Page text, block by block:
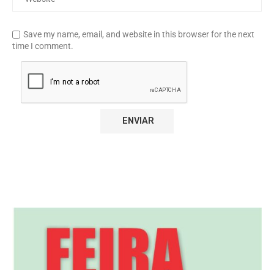
Save my name, email, and website in this browser for the next
time I comment.